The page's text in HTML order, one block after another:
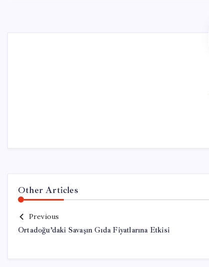
Other Articles
Previous
Ortadoğu’daki Savaşın Gıda Fiyatlarına Etkisi